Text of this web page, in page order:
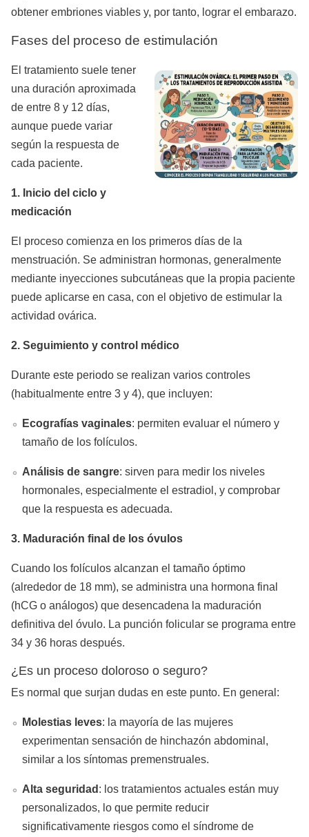
obtener embriones viables y, por tanto, lograr el embarazo.
Fases del proceso de estimulación
El tratamiento suele tener
una duración aproximada
de entre 8 y 12 días,
aunque puede variar
según la respuesta de
cada paciente.
1. Inicio del ciclo y
medicación
El proceso comienza en los primeros días de la
menstruación. Se administran hormonas, generalmente
mediante inyecciones subcutáneas que la propia paciente
puede aplicarse en casa, con el objetivo de estimular la
actividad ovárica.
2. Seguimiento y control médico
Durante este periodo se realizan varios controles
(habitualmente entre 3 y 4), que incluyen:
Ecografías vaginales: permiten evaluar el número y
tamaño de los folículos.
Análisis de sangre: sirven para medir los niveles
hormonales, especialmente el estradiol, y comprobar
que la respuesta es adecuada.
3. Maduración final de los óvulos
Cuando los folículos alcanzan el tamaño óptimo
(alrededor de 18 mm), se administra una hormona final
(hCG o análogos) que desencadena la maduración
definitiva del óvulo. La punción folicular se programa entre
34 y 36 horas después.
¿Es un proceso doloroso o seguro?
Es normal que surjan dudas en este punto. En general:
Molestias leves: la mayoría de las mujeres
experimentan sensación de hinchazón abdominal,
similar a los síntomas premenstruales.
Alta seguridad : los tratamientos actuales están muy
personalizados, lo que permite reducir
significativamente riesgos como el síndrome de